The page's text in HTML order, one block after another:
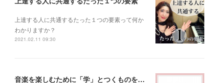
上達する人に共通するたった１つの要素って何か
わかりますか？
2021.02.11 09:30
音楽を楽しむために「学」とつくものを学べ！